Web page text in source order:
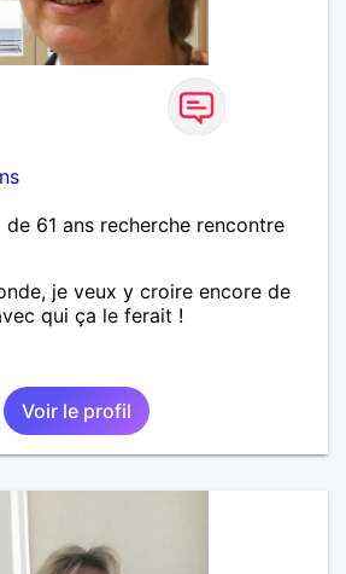
61 ans recherche rencontre
je veux y croire encore de
qui ça le ferait !
Voir le profil